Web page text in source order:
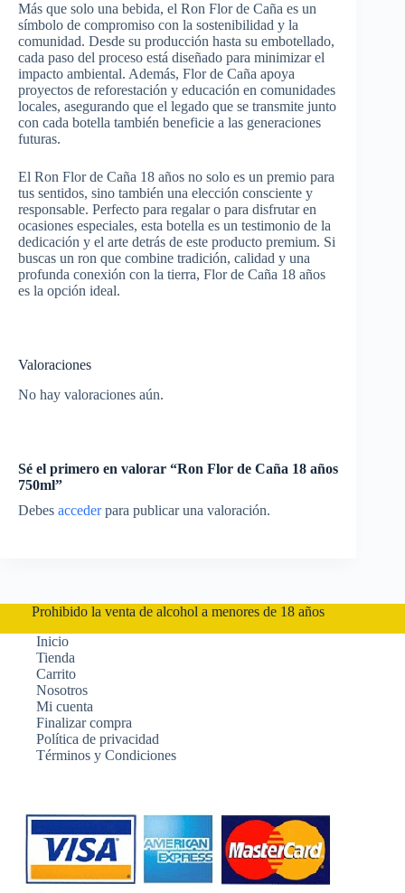
Más que solo una bebida, el Ron Flor de Caña es un
símbolo de compromiso con la sostenibilidad y la
comunidad. Desde su producción hasta su embotellado,
cada paso del proceso está diseñado para minimizar el
impacto ambiental. Además, Flor de Caña apoya
proyectos de reforestación y educación en comunidades
locales, asegurando que el legado que se transmite junto
con cada botella también beneficie a las generaciones
futuras.
El Ron Flor de Caña 18 años no solo es un premio para
tus sentidos, sino también una elección consciente y
responsable. Perfecto para regalar o para disfrutar en
ocasiones especiales, esta botella es un testimonio de la
dedicación y el arte detrás de este producto premium. Si
buscas un ron que combine tradición, calidad y una
profunda conexión con la tierra, Flor de Caña 18 años
es la opción ideal.
Valoraciones
No hay valoraciones aún.
Sé el primero en valorar “Ron Flor de Caña 18 años
750ml”
Debes accederpara publicar una valoración.
Prohibido la venta de alcohol a menores de 18 años
Inicio
Tienda
Carrito
Nosotros
Mi cuenta
Finalizar compra
Política de privacidad
Términos y Condiciones